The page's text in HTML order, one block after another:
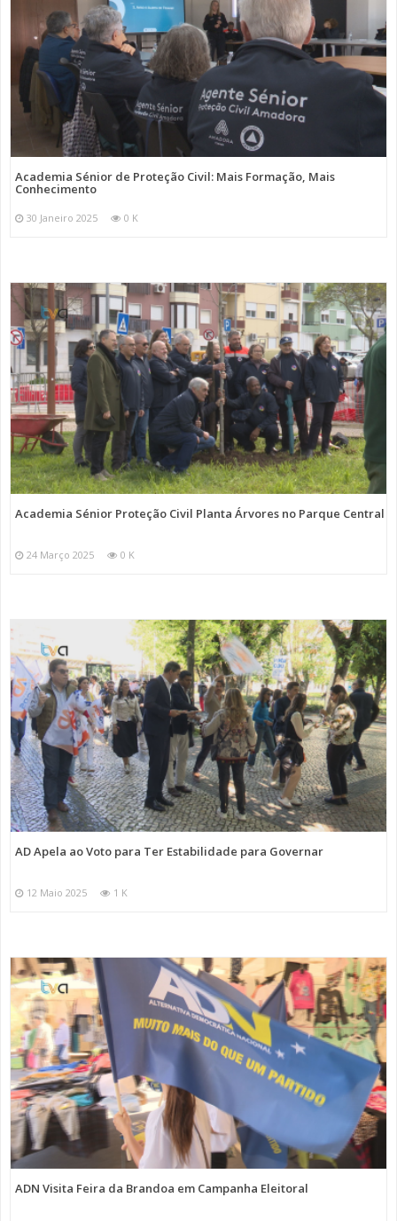
Academia Sénior de Proteção Civil: Mais Formação, Mais
Conhecimento
30 Janeiro 2025 0 K
Academia Sénior Proteção Civil Planta Árvores no Parque Central
24 Março 2025 0 K
AD Apela ao Voto para Ter Estabilidade para Governar
12 Maio 2025 1 K
ADN Visita Feira da Brandoa em Campanha Eleitoral